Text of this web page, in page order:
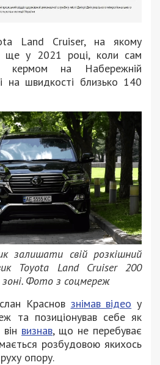
Land Cruiser, на якому
ще у 2021 році, коли сам
кермом на Набережній
на швидкості близько 140
залишати свій розкішний
Toyota Land Cruiser 200
зоні. Фото з соцмереж
Краснов знімав відео у
та позиціонував себе як
визнав, що не перебуває
розбудовою якихось
опору.